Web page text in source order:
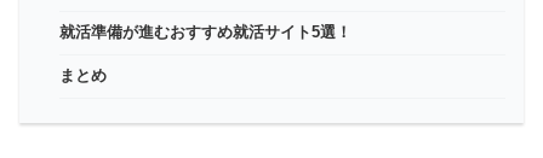
就活準備が進むおすすめ就活サイト5選！
まとめ